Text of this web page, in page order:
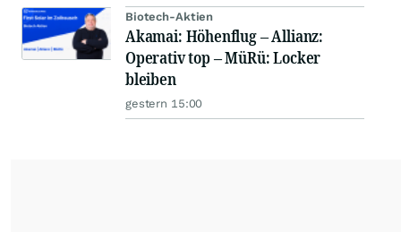
Biotech-Aktien
Akamai: Höhenflug – Allianz:
Operativ top – MüRü: Locker
bleiben
gestern 15:00